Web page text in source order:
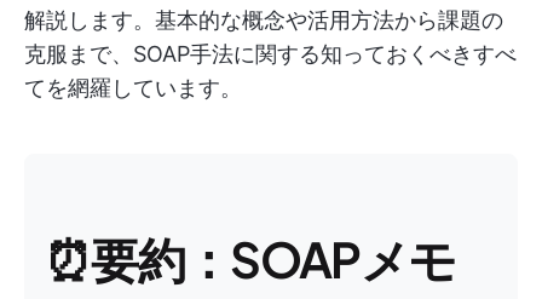
解説します。基本的な概念や活用方法から課題の
克服まで、SOAP手法に関する知っておくべきすべ
てを網羅しています。
⏰要約：SOAPメモ